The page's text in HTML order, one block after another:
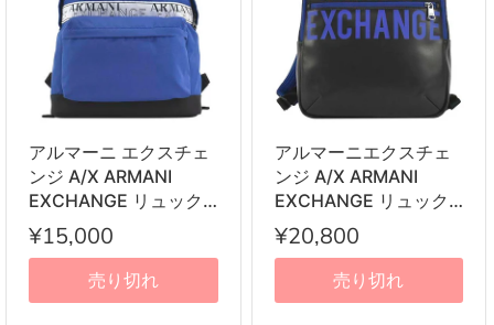
アルマーニ エクスチェ
ンジ A/X ARMANI
EXCHANGE リュック
サック バックパック
952270 0A829 00134
BACKPACK BLUE ブル
ー
¥15,000
売り切れ
アルマーニエクスチェ
ンジ A/X ARMANI
EXCHANGE リュック
サック 952335 1P007
02521 バックパック デ
イパック ブラック+ブ
ルー系
¥20,800
売り切れ